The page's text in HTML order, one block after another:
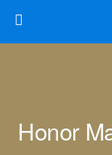
Honor